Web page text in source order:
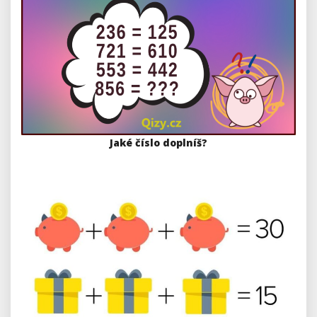
Jaké číslo doplníš?